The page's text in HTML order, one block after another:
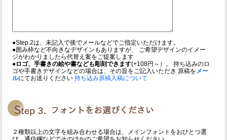
●Step.2は、未記入で後でメールなどでご指定いただけます。
●囲み枠など不向きなデザインもありますが、 ご希望デザインのイメー
ジがわかりましたら代替え案をご提案します
●ロゴ、手書きの絵や書なども彫刻できます(+108円～）。 持ち込みのロ
ゴや手書きデザインなどの場合は、その旨をご記入いただき 原稿を メー
ルにてお送りください 持ち込み原稿入稿について
２種類以上の文字を組み合わせる場合は、メインフォントをおひとつ選